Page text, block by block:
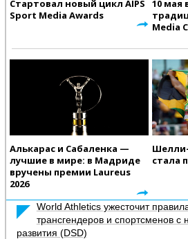
Стартовал новый цикл AIPS
Sport Media Awards
10 мая
Media
Алькарас и Сабаленка —
лучшие в мире: в Мадриде
вручены премии Laureus
2026
стала
World Athletics ужесточит
трансгендеров и спортсменов
развития (DSD)